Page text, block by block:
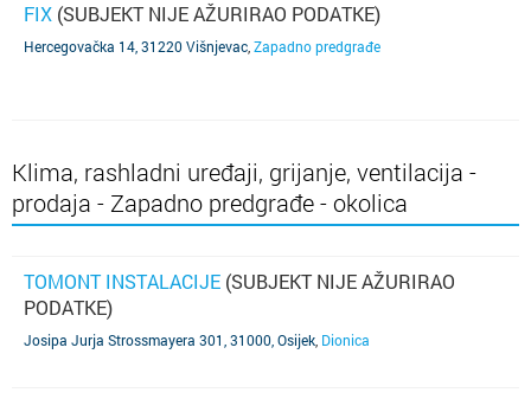
FIX (SUBJEKT NIJE AŽURIRAO PODATKE)
Hercegovačka 14, 31220 Višnjevac Zapadno predgrađe
Klima, rashladni uređaji, grijanje, ventilacija -
prodaja - Zapadno predgrađe - okolica
TOMONT INSTALACIJE (SUBJEKT NIJE AŽURIRAO
PODATKE)
Josipa Jurja Strossmayera 301, 31000, Osijek Dionica